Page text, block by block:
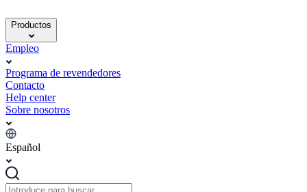
Productos
Empleo
Programa de revendedores
Contacto
Help center
Sobre nosotros
Español